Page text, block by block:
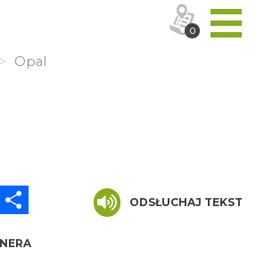
Opal
Messenger
ODSŁUCHAJ TEKST
0